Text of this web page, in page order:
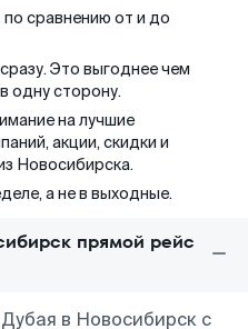
сравнению от и до
Это выгоднее чем
одну сторону.
на лучшие
акции, скидки и
Новосибирска.
а не в выходные.
прямой рейс
в Новосибирск с